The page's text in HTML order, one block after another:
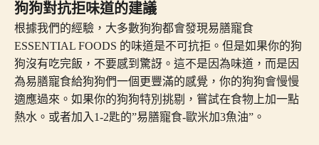
狗狗對抗拒味道的建議
根據我們的經驗，大多數狗狗都會發現易膳寵食
ESSENTIAL FOODS 的味道是不可抗拒。但是如果你的狗
狗沒有吃完飯，不要感到驚訝。這不是因為味道，而是因
為易膳寵食給狗狗們一個更豐滿的感覺，你的狗狗會慢慢
適應過來。如果你的狗狗特別挑剔，嘗試在食物上加一點
熱水。或者加入1-2匙的”易膳寵食-歐米加3魚油”。